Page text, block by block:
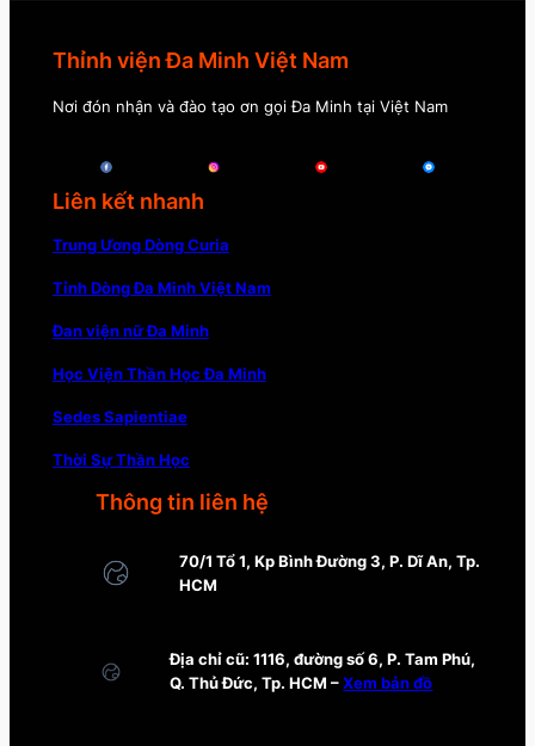
Thỉnh viện Đa Minh Việt Nam
Nơi đón nhận và đào tạo ơn gọi Đa Minh tại Việt Nam
Liên kết nhanh
Trung Ương Dòng Curia
Tỉnh Dòng Đa Minh Việt Nam
Đan viện nữ Đa Minh
Học Viện Thần Học Đa Minh
Sedes Sapientiae
Thời Sự Thần Học
Thông tin liên hệ
70/1 Tổ 1, Kp Bình Đường 3, P. Dĩ An, Tp.
HCM
Địa chỉ cũ: 1116, đường số 6, P. Tam Phú,
Q. Thủ Đức, Tp. HCM –Xem bản đồ